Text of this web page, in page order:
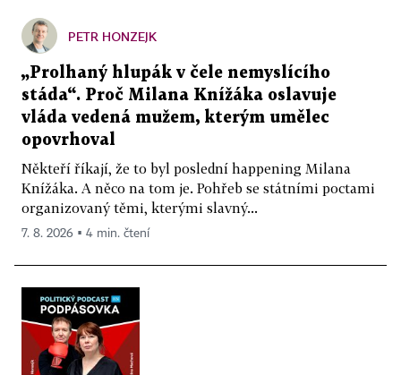
PETR HONZEJK
„Prolhaný hlupák v čele nemyslícího
stáda“. Proč Milana Knížáka oslavuje
vláda vedená mužem, kterým umělec
opovrhoval
Někteří říkají, že to byl poslední happening Milana
Knížáka. A něco na tom je. Pohřeb se státními poctami
organizovaný těmi, kterými slavný...
7. 8. 2026 ▪ 4 min. čtení